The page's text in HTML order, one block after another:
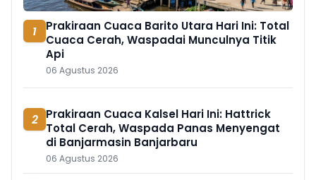
1
Prakiraan Cuaca Barito Utara Hari Ini: Total
Cuaca Cerah, Waspadai Munculnya Titik
Api
06 Agustus 2026
2 Prakiraan Cuaca Kalsel Hari Ini: Hattrick
Total Cerah, Waspada Panas Menyengat
di Banjarmasin Banjarbaru
06 Agustus 2026